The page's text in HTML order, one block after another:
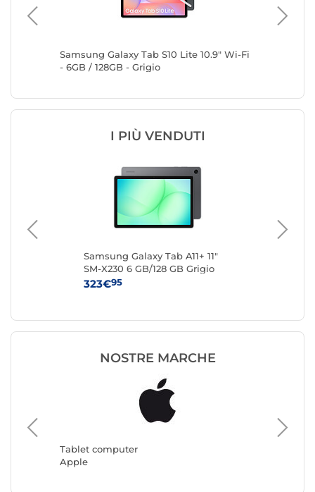
Samsung Galaxy Tab S10 Lite 10.9" Wi-Fi
- 6GB / 128GB - Grigio
I PIÙ VENDUTI
Samsung Galaxy Tab A11+ 11"
SM-X230 6 GB/128 GB Grigio
Wi-Fi
323€95
NOSTRE MARCHE
Tablet computer
Apple